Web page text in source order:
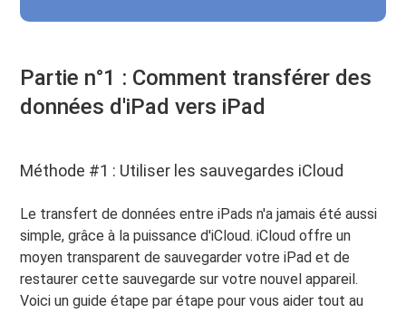
Partie n°1 : Comment transférer des
données d'iPad vers iPad
Méthode #1 : Utiliser les sauvegardes iCloud
Le transfert de données entre iPads n'a jamais été aussi
simple, grâce à la puissance d'iCloud. iCloud offre un
moyen transparent de sauvegarder votre iPad et de
restaurer cette sauvegarde sur votre nouvel appareil.
Voici un guide étape par étape pour vous aider tout au